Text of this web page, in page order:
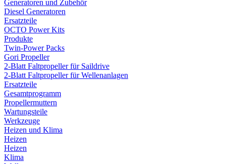
Generatoren und Zubehör
Diesel Generatoren
Ersatzteile
OCTO Power Kits
Produkte
Twin-Power Packs
Gori Propeller
2-Blatt Faltpropeller für Saildrive
2-Blatt Faltpropeller für Wellenanlagen
Ersatzteile
Gesamtprogramm
Propellermuttern
Wartungsteile
Werkzeuge
Heizen und Klima
Heizen
Heizen
Klima